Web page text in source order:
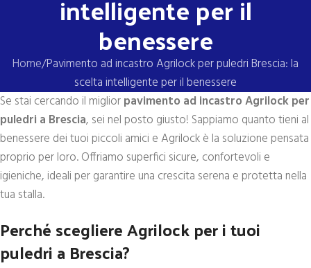
intelligente per il
benessere
Home Pavimento ad incastro Agrilock per puledri Brescia: la
scelta intelligente per il benessere
Se stai cercando il migliorpavimento ad incastro Agrilock per
puledri a Brescia, sei nel posto giusto! Sappiamo quanto tieni al
benessere dei tuoi piccoli amici e Agrilock è la soluzione pensata
proprio per loro. Offriamo superfici sicure, confortevoli e
igieniche, ideali per garantire una crescita serena e protetta nella
tua stalla.
Perché scegliere Agrilock per i tuoi
puledri a Brescia?